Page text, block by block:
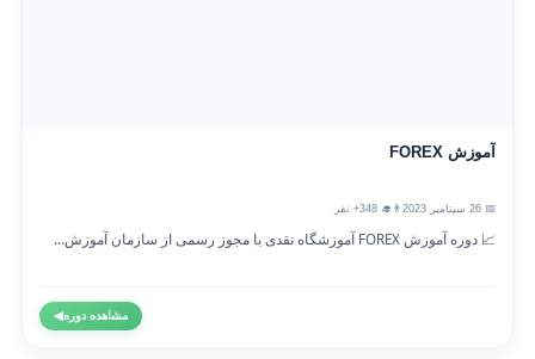
آموزش FOREX
👨‍🎓 348+ نفر
📈 دوره آموزش FOREX آموزشگاه نقدی با مجوز رسمی از سازمان آموزش...
مشاهده دوره◀